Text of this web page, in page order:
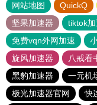
网站地图 QuickQ
坚果加速器
tiktok
免费vqn外网加速
旋风加速器
八戒看
黑豹加速器
一元机
极光加速器官网
快